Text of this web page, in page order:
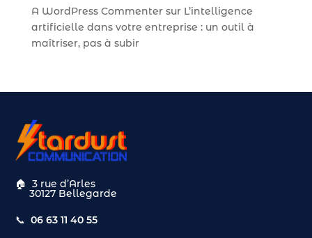
A WordPress Commentersur L’intelligence
artificielle dans votre entreprise : un outil à
maîtriser, pas à subir
🏠3 rue d’Arles
30127 Bellegarde
📞06 63 11 40 55